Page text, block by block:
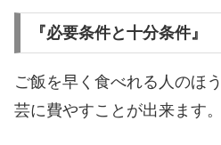
『必要条件と十分条件』
ご飯を早く食べれる人のほ
芸に費やすことが出来ます。